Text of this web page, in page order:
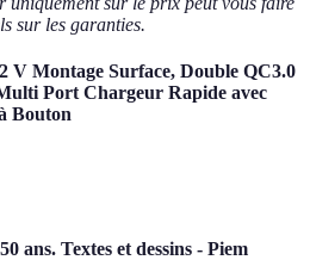
sur les garanties.
V Montage Surface, Double QC3.0
Port Chargeur Rapide avec
Bouton
ans. Textes et dessins - Piem